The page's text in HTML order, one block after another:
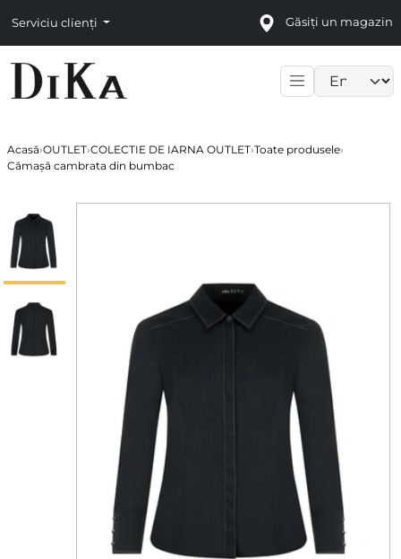
Serviciu clienți Găsiți un magazin
Acasă›OUTLET›COLECTIE DE IARNA OUTLET›Toate produsele›
Cămașă cambrata din bumbac